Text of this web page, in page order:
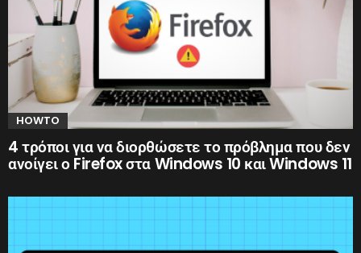
HOWTO
4 τρόποι για να διορθώσετε το πρόβλημα που δεν
ανοίγει ο Firefox στα Windows 10 και Windows 11